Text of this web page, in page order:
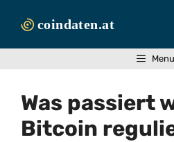
Inhalt
Menu
Was passiert
Bitcoin